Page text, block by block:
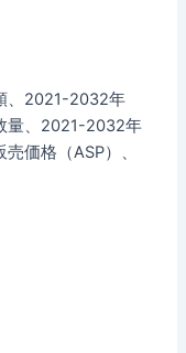
、2021-2032年
量、2021-2032年
価格（ASP）、